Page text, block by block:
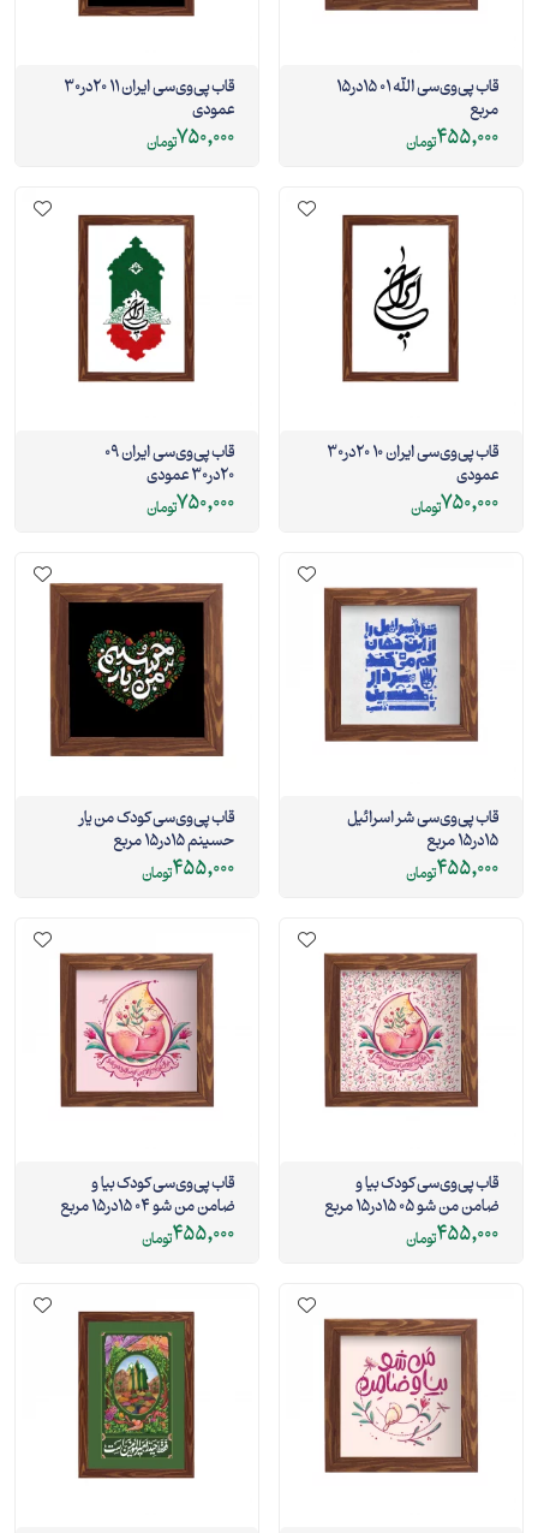
قاب پی‌وی‌سی الله 01 15در15
مربع
455,000تومان
قاب پی‌وی‌سی ایران 11 20در30
عمودی
750,000تومان
قاب پی‌وی‌سی ایران 10 20در30
عمودی
750,000تومان
قاب پی‌وی‌سی ایران 09
20در30 عمودی
750,000تومان
قاب پی‌وی‌سی شر اسرائیل
15در15 مربع
455,000تومان
قاب پی‌وی‌سی کودک من یار
حسینم 15در15 مربع
455,000تومان
قاب پی‌وی‌سی کودک بیا و
ضامن من شو 05 15در15 مربع
455,000تومان
قاب پی‌وی‌سی کودک بیا و
ضامن من شو 04 15در15 مربع
455,000تومان